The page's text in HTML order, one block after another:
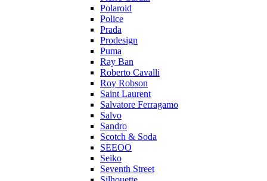
Polaroid
Police
Prada
Prodesign
Puma
Ray Ban
Roberto Cavalli
Roy Robson
Saint Laurent
Salvatore Ferragamo
Salvo
Sandro
Scotch & Soda
SEEOO
Seiko
Seventh Street